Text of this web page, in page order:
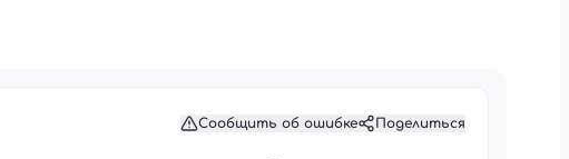
Сообщить об ошибке Поделиться